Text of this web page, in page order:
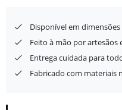
Disponível em
Feito à mão por artesãos
Entrega cuidada para
Fabricado com materiais